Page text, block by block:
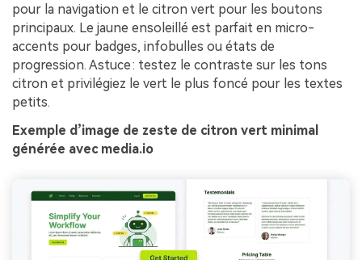
pour la navigation et le citron vert pour les boutons
principaux. Le jaune ensoleillé est parfait en micro-
accents pour badges, infobulles ou états de
progression. Astuce : testez le contraste sur les tons
citron et privilégiez le vert le plus foncé pour les textes
petits.
Exemple d’image de zeste de citron vert minimal
générée avec media.io